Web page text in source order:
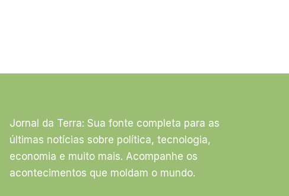
Jornal da Terra: Sua fonte completa para as
últimas notícias sobre política, tecnologia,
economia e muito mais. Acompanhe os
acontecimentos que moldam o mundo.